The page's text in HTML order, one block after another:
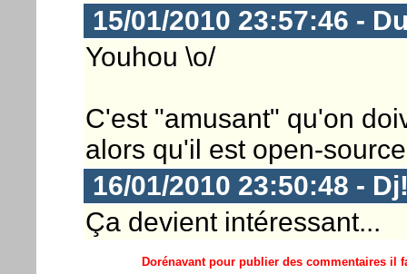
15/01/2010 23:57:46 -
Youhou \o/
C'est "amusant" qu'on
alors qu'il est open-
16/01/2010 23:50:48 -
Ça devient intéressant...
Dorénavant pour publier des commentaires il